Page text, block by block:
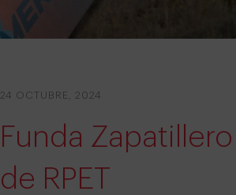
24 OCTUBRE, 2024
Funda Zapatillero
de RPET